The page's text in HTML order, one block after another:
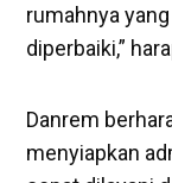
rumahnya
diperbaiki,”
Danrem
menyiapkan